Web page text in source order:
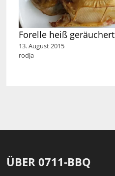
Forelle heiß geräuchert
13. August 2015
rodja
ÜBER 0711-BBQ